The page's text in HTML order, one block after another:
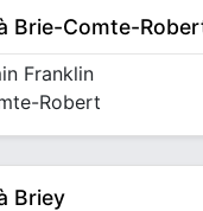
Brie-Comte-
Franklin
Robert
Briey